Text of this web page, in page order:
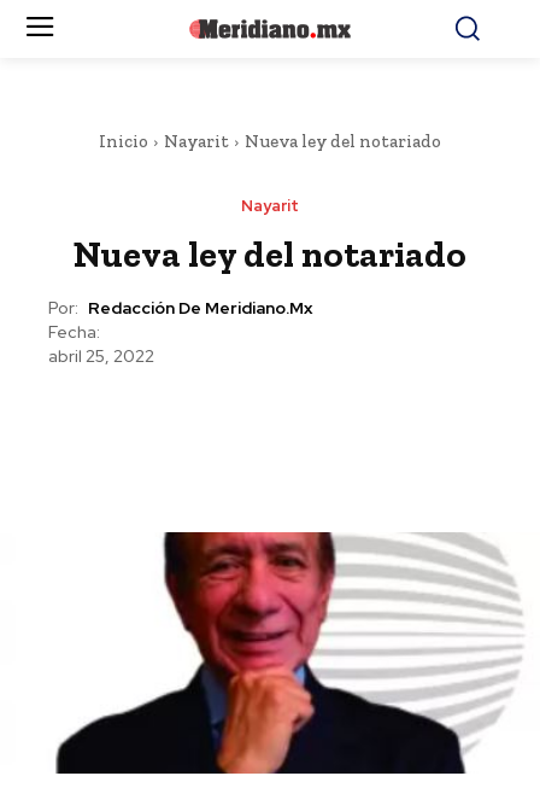
Inicio Nayarit Nueva ley del notariado
Nayarit
Nueva ley del notariado
Por: Redacción De Meridiano.mx
Fecha:
abril 25, 2022